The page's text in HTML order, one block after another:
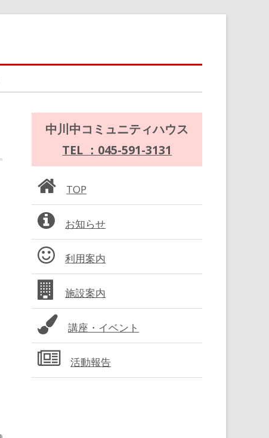
メ
ン
サ
イ
ド
バ
ー
中川中コミュニティハウス
TEL ：045-591-3131
TOP
お知らせ
利用案内
施設案内
講座・イベント
活動報告